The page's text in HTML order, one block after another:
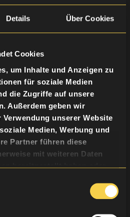
Details Über Cookies
Cookies
um Inhalte und Anzeigen zu
für soziale Medien
die Zugriffe auf unsere
Außerdem geben wir
unserer Website
Medien, Werbung und
Partner führen diese
mit weiteren Daten
bereitgestellt haben oder